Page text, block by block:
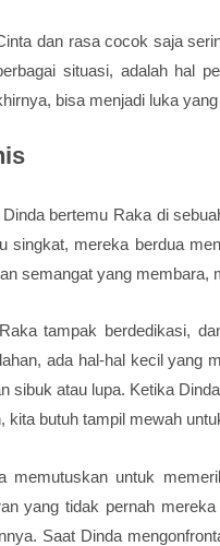
dan rasa cocok saja
situasi, adalah hal
bisa menjadi luka
bertemu Raka di
singkat, mereka berdua
semangat yang membara,
tampak berdedikasi,
ada hal-hal kecil yang
sibuk atau lupa. Ketika
kita butuh tampil mewah
memutuskan untuk
yang tidak pernah
Saat Dinda